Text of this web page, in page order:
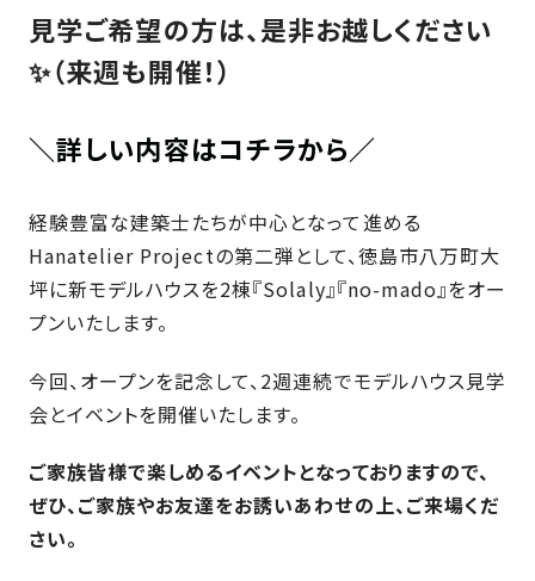
住
認
基
採
用
ワ
ン
ト
ッ
の
家
づ
現
場
お
き
物
件
暮
ら
づ
く
の
レ
シ
ス
一
こ
徳
島
モ
ル
ハ
ス
様
イ
タ
ー
お
客
様
ン
ケ
ト
ら
イ
ベ
ト
情
報
新
情
報
会
報
ご
い
さ
会
社
概
徳
モ
香
モ
見学ご希望の方は、是非お越しください
✨（来週も開催！）
＼詳しい内容はコチラから／
経験豊富な建築士たちが中心となって進める
Hanatelier Projectの第二弾として、徳島市八万町大
坪に新モデルハウスを2棟『Solaly』『no-mado』をオー
プンいたします。
今回、オープンを記念して、2週連続でモデルハウス見学
会とイベントを開催いたします。
ご家族皆様で楽しめるイベントとなっておりますので、
ぜひ、ご家族やお友達をお誘いあわせの上、ご来場くだ
さい。